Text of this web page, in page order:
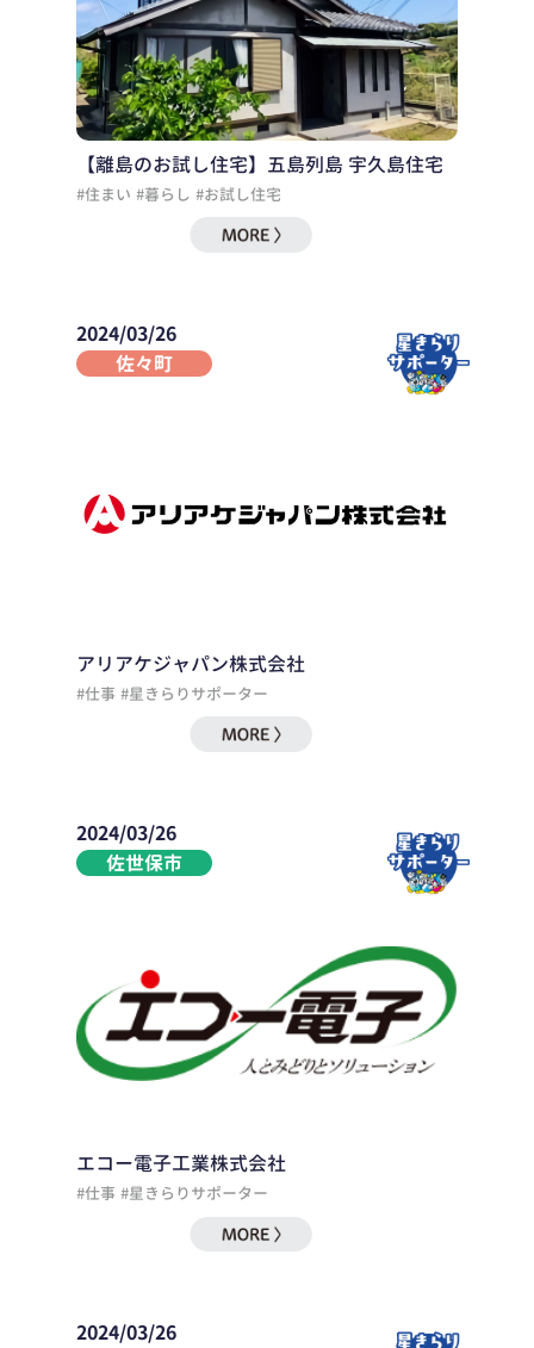
【離島のお試し住宅】五島列島 宇久島住宅
#住まい #暮らし #お試し住宅
2024/03/26
佐々町
アリアケジャパン株式会社
#仕事 #星きらりサポーター
2024/03/26
佐世保市
エコー電子工業株式会社
#仕事 #星きらりサポーター
2024/03/26